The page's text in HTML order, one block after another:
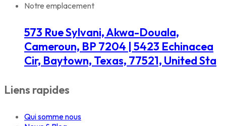
Notre emplacement
573 Rue Sylvani, Akwa-Douala,
Cameroun, BP 7204 | 5423 Echinacea
Cir, Baytown, Texas, 77521, United Sta
Liens rapides
Qui somme nous